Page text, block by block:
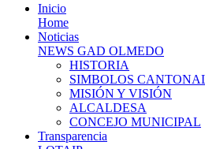
Inicio
Home
Noticias
NEWS GAD OLMEDO
HISTORIA
SIMBOLOS
MISIÓN Y VISIÓN
ALCALDESA
CONCEJO MUNICIPAL
Transparencia